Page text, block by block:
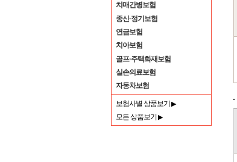
치매간병보험
종신·정기보험
연금보험
치아보험
골프·주택화재보험
실손의료보험
자동차보험
보험사별 상품보기▶
모든 상품보기 ▶